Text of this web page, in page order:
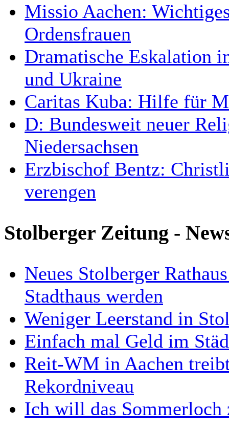
Missio Aachen:
Ordensfrauen
Dramatische Eskalation
und Ukraine
Caritas Kuba: Hilfe für
D: Bundesweit neuer
Niedersachsen
Erzbischof Bentz:
verengen
Stolberger Zeitung -
Neues Stolberger
Stadthaus werden
Weniger Leerstand in
Einfach mal Geld im
Reit-WM in Aachen
Rekordniveau
Ich will das Sommerloch